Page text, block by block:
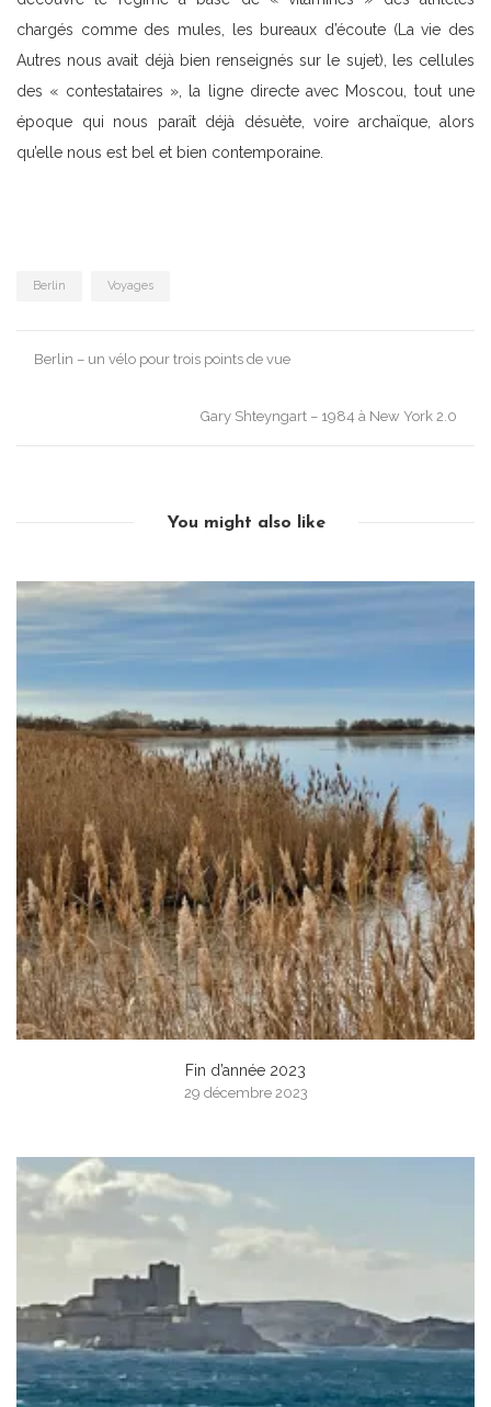
chargés comme des mules, les bureaux d’écoute (La vie des
Autres nous avait déjà bien renseignés sur le sujet), les cellules
des « contestataires », la ligne directe avec Moscou, tout une
époque qui nous paraît déjà désuète, voire archaïque, alors
qu’elle nous est bel et bien contemporaine.
Berlin Voyages
Post
Berlin – un vélo pour trois points de vue
Gary Shteyngart – 1984 à New York 2.0
You might also like
Fin d’année 2023
29 décembre 2023